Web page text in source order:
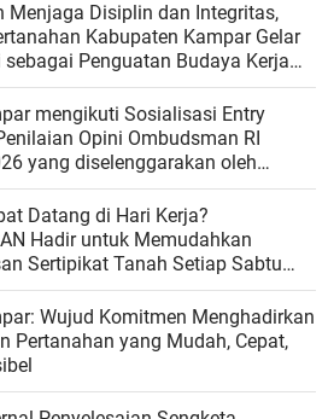
Menjaga Disiplin dan Integritas,
Kabupaten Kampar Gelar
sebagai Penguatan Budaya Kerja
mengikuti Sosialisasi Entry
Opini Ombudsman RI
yang diselenggarakan oleh
RI
Datang di Hari Kerja?
Hadir untuk Memudahkan
Sertipikat Tanah Setiap Sabtu
Wujud Komitmen Menghadirkan
Pertanahan yang Mudah, Cepat,